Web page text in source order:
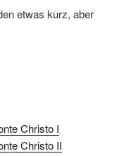
etwas kurz, aber
Christo I
Christo II